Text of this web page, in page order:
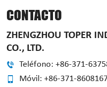
CONTACTO
ZHENGZHOU TOPER
CO., LTD.
Teléfono: +86-371-
Móvil: +86-371-